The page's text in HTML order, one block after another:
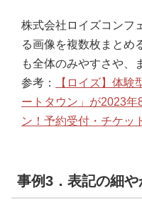
株式会社ロイズコンフ
る画像を複数枚まとめ
も全体のみやすさや、
参考：
【ロイズ】体
ートタウン」が2023
ン！予約受付・チケッ
事例3．表記の細